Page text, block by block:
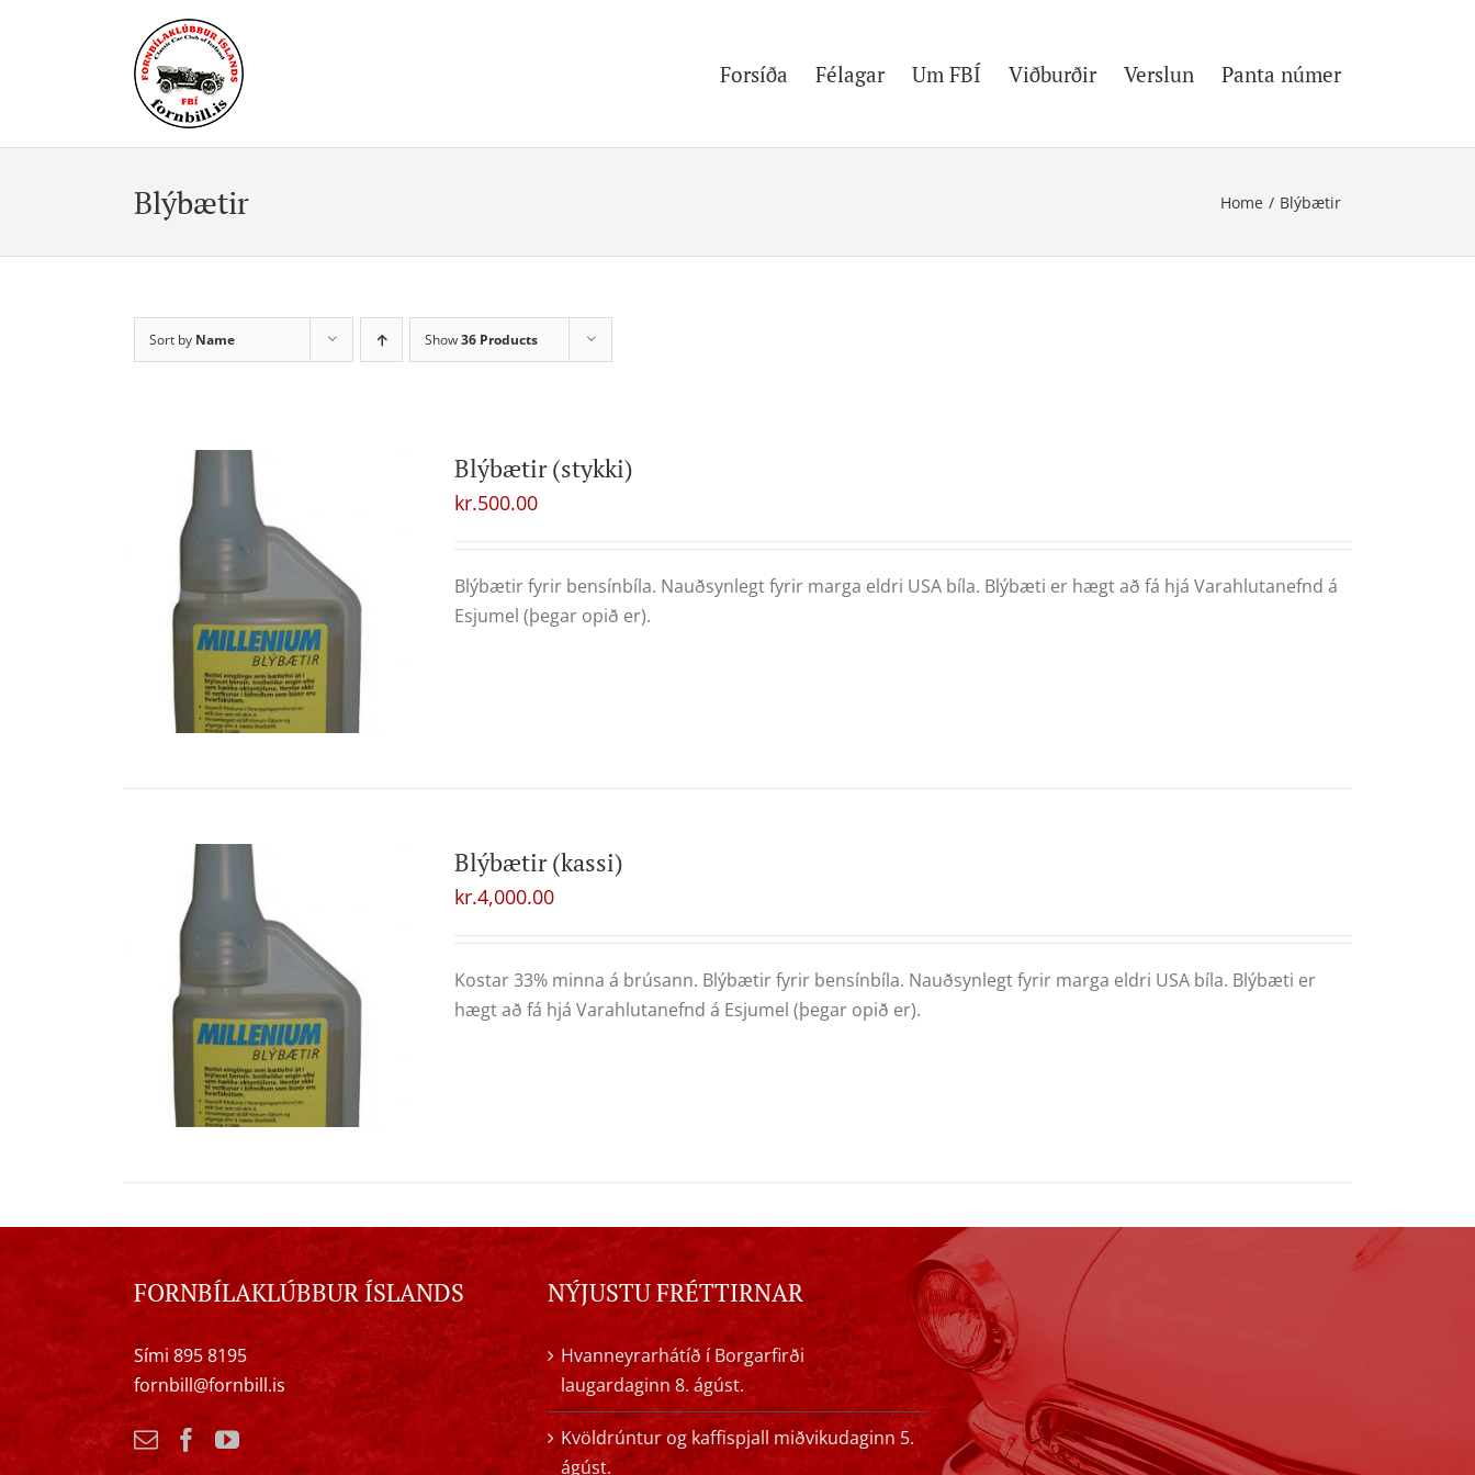
Forsíða Félagar Um FBÍ Viðburðir Verslun Panta númer
Blýbætir Home / Blýbætir
Sort by Name Show36 Products
Blýbætir (stykki)
kr.500.00
Blýbætir fyrir bensínbíla. Nauðsynlegt fyrir marga eldri USA bíla. Blýbæti er hægt að fá hjá Varahlutanefnd á
Esjumel (þegar opið er).
Blýbætir (kassi)
kr.4,000.00
Kostar 33% minna á brúsann. Blýbætir fyrir bensínbíla. Nauðsynlegt fyrir marga eldri USA bíla. Blýbæti er
hægt að fá hjá Varahlutanefnd á Esjumel (þegar opið er).
FORNBÍLAKLÚBBUR ÍSLANDS
Sími 895 8195
fornbill@fornbill.is
NÝJUSTU FRÉTTIRNAR
Hvanneyrarhátíð í Borgarfirði
laugardaginn 8. ágúst.
Kvöldrúntur og kaffispjall miðvikudaginn 5.
ágúst.